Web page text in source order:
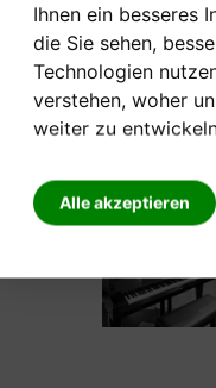
Ihnen ein besseres
die Sie sehen,
Technologien
verstehen, woher
weiter zu
Alle akzeptieren